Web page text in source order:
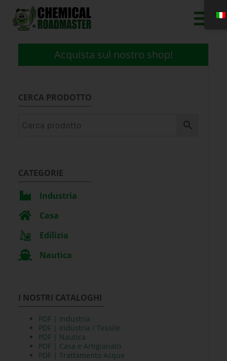
Acquista sul nostro shop!
CERCA PRODOTTO
CATEGORIE
Industria
Casa
Edilizia
Nautica
I NOSTRI CATALOGHI
PDF | Industria
PDF | Industria / Tessile
PDF | Nautica
PDF | Casa e Artigianato
PDF | Trattamento Acque